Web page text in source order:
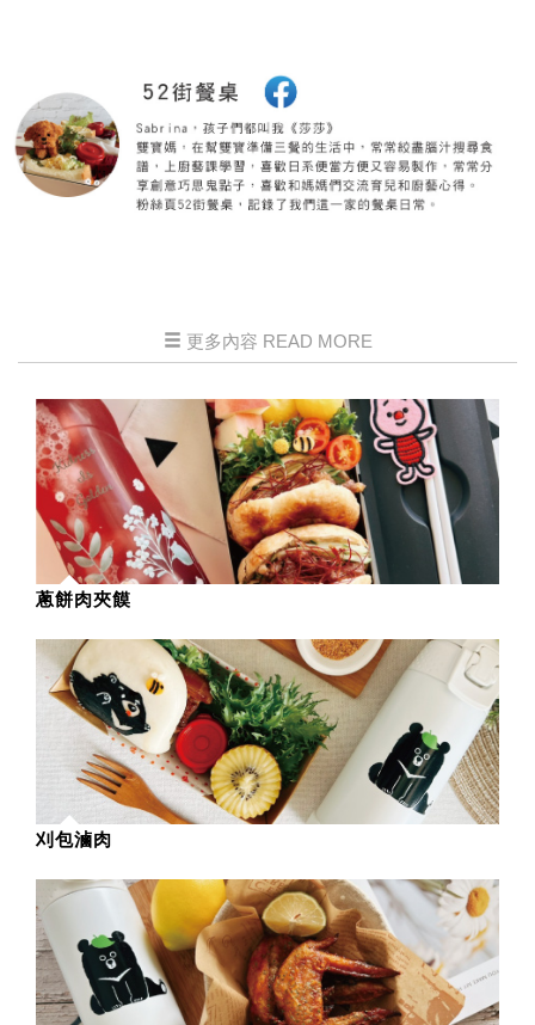
更多內容 READ MORE
蔥餅肉夾饃
刈包滷肉